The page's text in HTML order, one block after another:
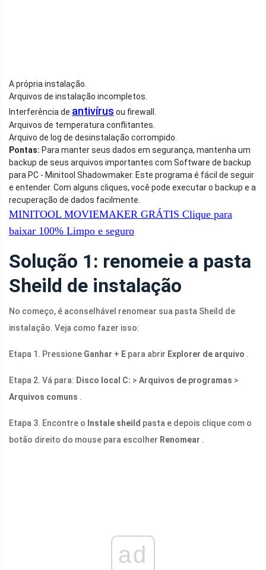
A própria instalação.
Arquivos de instalação incompletos.
Interferência de antivírus ou firewall.
Arquivos de temperatura conflitantes.
Arquivo de log de desinstalação corrompido.
Pontas: Para manter seus dados em segurança, mantenha um
backup de seus arquivos importantes com Software de backup
para PC - Minitool Shadowmaker. Este programa é fácil de seguir
e entender. Com alguns cliques, você pode executar o backup e a
recuperação de dados facilmente.
MINITOOL MOVIEMAKER GRÁTIS Clique para
baixar 100% Limpo e seguro
Solução 1: renomeie a pasta
Sheild de instalação
No começo, é aconselhável renomear sua pasta Sheild de
instalação. Veja como fazer isso:
Etapa 1. Pressione Ganhar + E para abrir Explorer de arquivo .
Etapa 2. Vá para: Disco local C: > Arquivos de programas >
Arquivos comuns .
Etapa 3. Encontre o Instale sheild pasta e depois clique com o
botão direito do mouse para escolher Renomear .
ad